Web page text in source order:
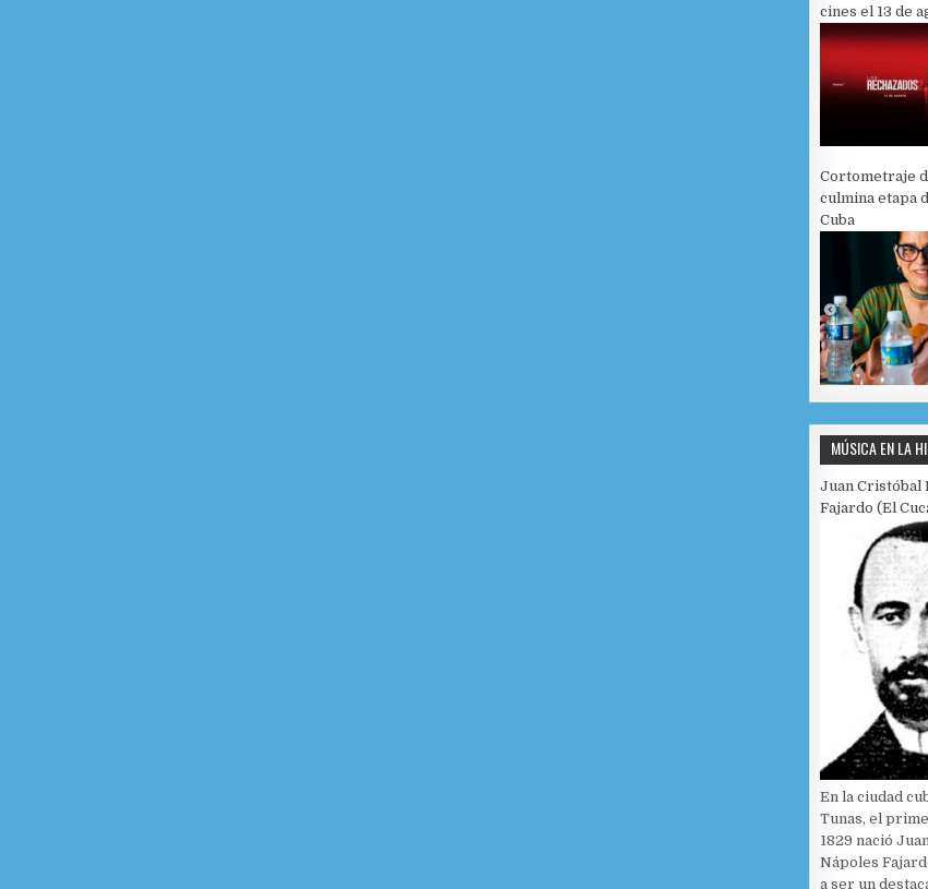
cines el 13 de
Cortometraje
culmina etapa
Cuba
MÚSICA EN LA
Juan Cristóbal
Fajardo (El
En la ciudad
Tunas, el
1829 nació
Nápoles
a ser un